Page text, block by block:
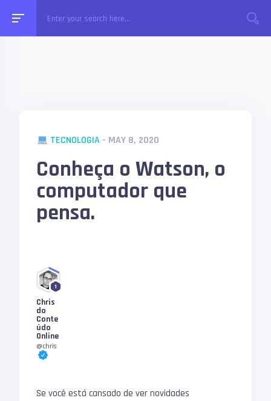
TECNOLOGIA- MAY 8, 2020
Conheça o Watson, o
computador que
pensa.
1
Chris
do
Conte
údo
Online
@chris
Se você está cansado de ver novidades